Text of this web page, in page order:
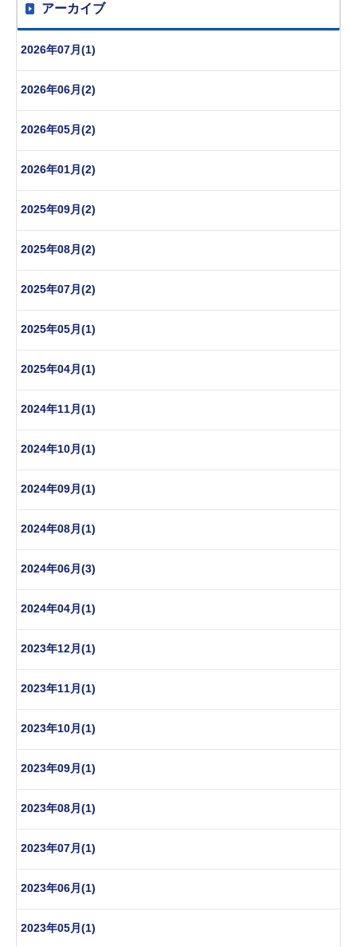
アーカイブ
2026年07月(1)
2026年06月(2)
2026年05月(2)
2026年01月(2)
2025年09月(2)
2025年08月(2)
2025年07月(2)
2025年05月(1)
2025年04月(1)
2024年11月(1)
2024年10月(1)
2024年09月(1)
2024年08月(1)
2024年06月(3)
2024年04月(1)
2023年12月(1)
2023年11月(1)
2023年10月(1)
2023年09月(1)
2023年08月(1)
2023年07月(1)
2023年06月(1)
2023年05月(1)